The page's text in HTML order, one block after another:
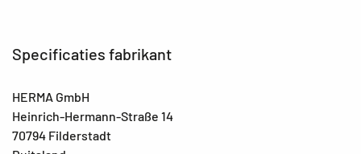
Specificaties fabrikant
HERMA GmbH
Heinrich-Hermann-Straße 14
70794 Filderstadt